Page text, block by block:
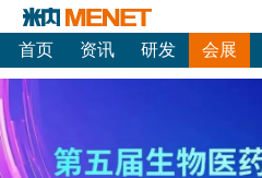
首页 资讯 研发 会展